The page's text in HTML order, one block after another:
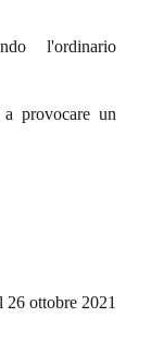
l'ordinario
provocare un
26 ottobre 2021